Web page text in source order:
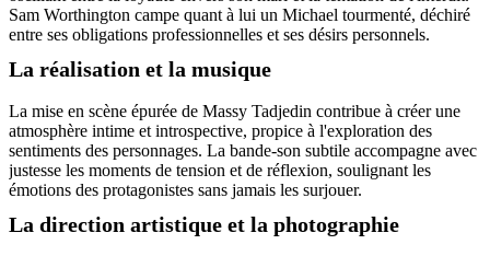
Sam Worthington campe quant à lui un Michael tourmenté, déchiré
entre ses obligations professionnelles et ses désirs personnels.
La réalisation et la musique
La mise en scène épurée de Massy Tadjedin contribue à créer une
atmosphère intime et introspective, propice à l'exploration des
sentiments des personnages. La bande-son subtile accompagne avec
justesse les moments de tension et de réflexion, soulignant les
émotions des protagonistes sans jamais les surjouer.
La direction artistique et la photographie